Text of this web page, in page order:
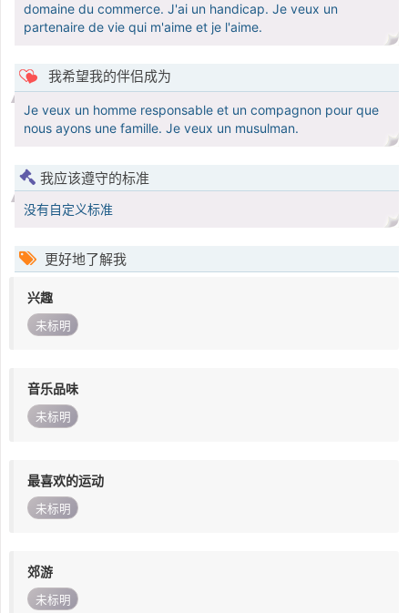
domaine du commerce. J'ai un handicap. Je veux un
partenaire de vie qui m'aime et je l'aime.
我希望我的伴侣成为
Je veux un homme responsable et un compagnon pour que
nous ayons une famille. Je veux un musulman.
我应该遵守的标准
没有自定义标准
更好地了解我
兴趣
未标明
音乐品味
未标明
最喜欢的运动
未标明
郊游
未标明